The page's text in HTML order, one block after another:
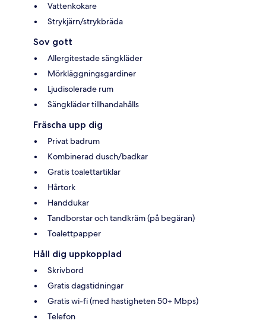
Vattenkokare
Strykjärn/strykbräda
Sov gott
Allergitestade sängkläder
Mörkläggningsgardiner
Ljudisolerade rum
Sängkläder tillhandahålls
Fräscha upp dig
Privat badrum
Kombinerad dusch/badkar
Gratis toalettartiklar
Hårtork
Handdukar
Tandborstar och tandkräm (på begäran)
Toalettpapper
Håll dig uppkopplad
Skrivbord
Gratis dagstidningar
Gratis wi-fi (med hastigheten 50+ Mbps)
Telefon